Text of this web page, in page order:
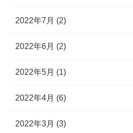
2022年7月 (2)
2022年6月 (2)
2022年5月 (1)
2022年4月 (6)
2022年3月 (3)